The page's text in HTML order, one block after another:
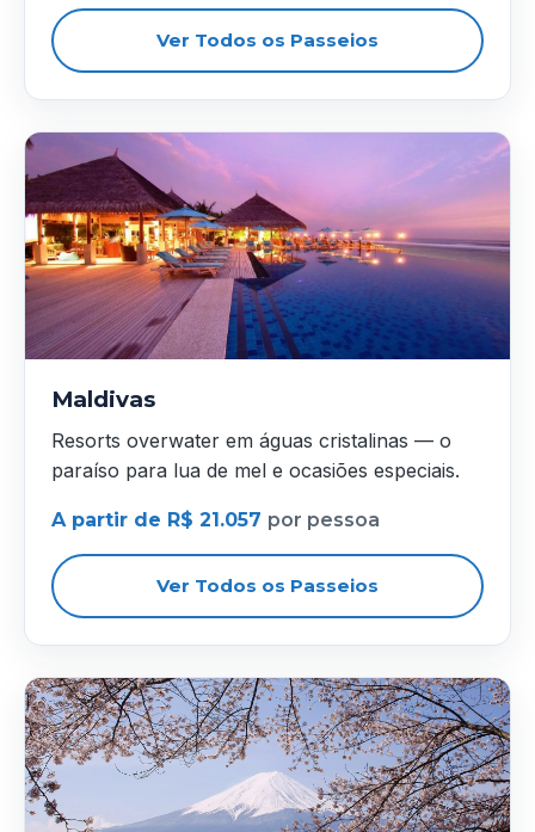
Ver Todos os Passeios
Maldivas
Resorts overwater em águas cristalinas — o
paraíso para lua de mel e ocasiões especiais.
A partir de R$ 21.057 por pessoa
Ver Todos os Passeios